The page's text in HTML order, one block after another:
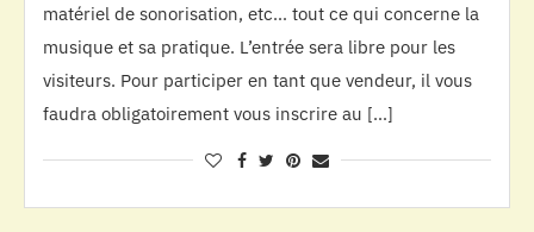
matériel de sonorisation, etc… tout ce qui concerne la
musique et sa pratique. L’entrée sera libre pour les
visiteurs. Pour participer en tant que vendeur, il vous
faudra obligatoirement vous inscrire au […]